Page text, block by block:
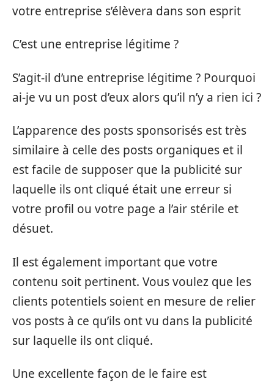
votre entreprise s’élèvera dans son esprit
C’est une entreprise légitime ?
S’agit-il d’une entreprise légitime ? Pourquoi
ai-je vu un post d’eux alors qu’il n’y a rien ici ?
L’apparence des posts sponsorisés est très
similaire à celle des posts organiques et il
est facile de supposer que la publicité sur
laquelle ils ont cliqué était une erreur si
votre profil ou votre page a l’air stérile et
désuet.
Il est également important que votre
contenu soit pertinent. Vous voulez que les
clients potentiels soient en mesure de relier
vos posts à ce qu’ils ont vu dans la publicité
sur laquelle ils ont cliqué.
Une excellente façon de le faire est